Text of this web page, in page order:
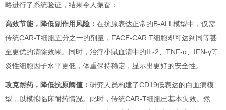
略进行了系统验证，结果令人振奋：
高效节能，降低副作用风险： 在抗原表达正常的B-ALL模型中，仅需
传统CAR-T细胞五分之一的剂量，FACE-CAR T细胞即可达到同等甚
至更优的清除效果。同时，治疗小鼠血清中的IL-2、TNF-α、IFN-γ等
炎性细胞因子水平更低，体重保持稳定，显示出更好的安全性。
攻克耐药，降低抗原阈值： 研究人员构建了CD19低表达的白血病模
型，以模拟临床耐药情况。此时，传统CAR-T细胞已基本失效。然